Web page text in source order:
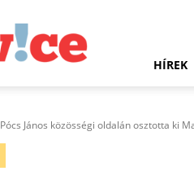
HÍREK
Pócs János közösségi oldalán osztotta ki